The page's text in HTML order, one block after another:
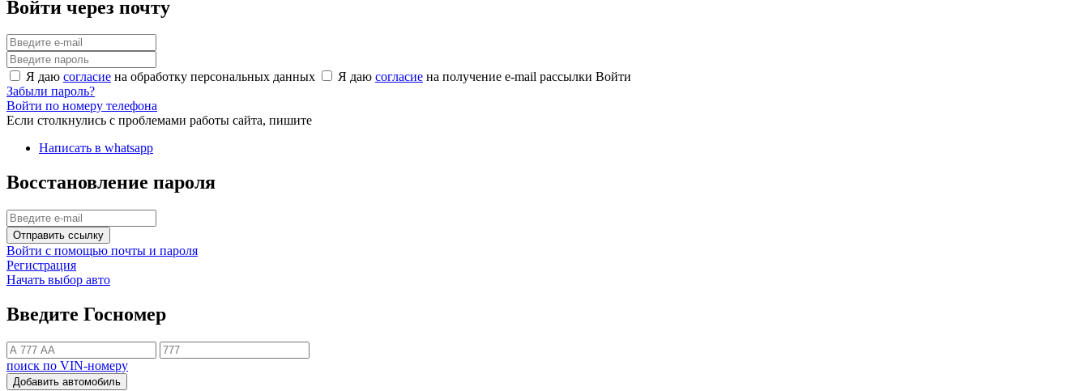
Войти через почту
Я даю согласие на обработку персональных данных Я даю согласие на получение e-mail рассылки Войти
Забыли пароль?
Войти по номеру телефона
Если столкнулись с проблемами работы сайта, пишите
Написать в whatsapp
Восстановление пароля
Отправить ссылку
Войти с помощью почты и пароля
Регистрация
Начать выбор авто
Введите Госномер
поиск по VIN-номеру
Добавить автомобиль